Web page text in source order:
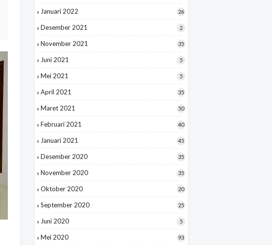
Januari 2022 26
Desember 2021 2
November 2021 35
Juni 2021 5
Mei 2021 5
April 2021 35
Maret 2021 50
Februari 2021 40
Januari 2021 45
Desember 2020 35
November 2020 35
Oktober 2020 20
September 2020 25
Juni 2020 5
Mei 2020 93